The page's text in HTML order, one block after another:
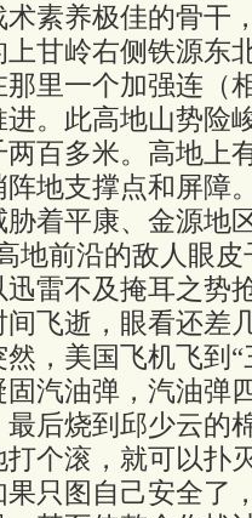
术素养极佳的骨干
上甘岭右侧铁源东
那里一个加强连（
进。此高地山势险
两百多米。高地上
阵地支撑点和屏障
胁着平康、金源地
地前沿的敌人眼
迅雷不及掩耳之势
逝，眼看还差几
然，美国飞机飞到
固汽油弹，汽油弹
最后烧到邱少云的
打个滚，就可以扑
果只图自己安全了